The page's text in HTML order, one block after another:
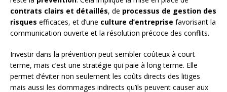
contrats clairs et détaillés, de processus de gestion des
risques efficaces, et d’une culture d’entreprise favorisant la
communication ouverte et la résolution précoce des conflits.
Investir dans la prévention peut sembler coûteux à court
terme, mais c’est une stratégie qui paie à long terme. Elle
permet d’éviter non seulement les coûts directs des litiges
mais aussi les dommages indirects qu’ils peuvent causer aux